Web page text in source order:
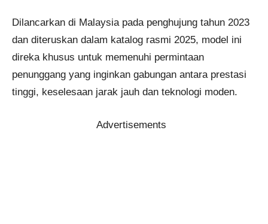
Dilancarkan di Malaysia pada penghujung tahun 2023
dan diteruskan dalam katalog rasmi 2025, model ini
direka khusus untuk memenuhi permintaan
penunggang yang inginkan gabungan antara prestasi
tinggi, keselesaan jarak jauh dan teknologi moden.
Advertisements